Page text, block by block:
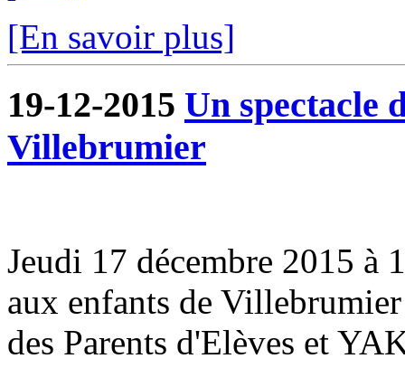
[En savoir plus]
19-12-2015 Un spectacle
Villebrumier
Jeudi 17 décembre 2015
aux enfants de
des Parents d'Elèves et